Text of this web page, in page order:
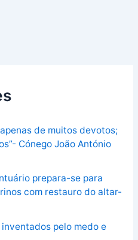
de muitos devotos;
Cónego João António
prepara-se para
com restauro do altar-
pelo medo e